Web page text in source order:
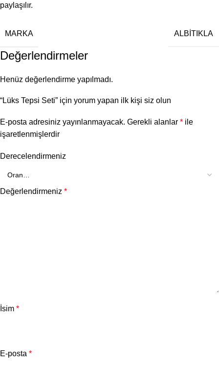
paylaşılır.
MARKA ALBİTIKLA
Değerlendirmeler
Henüz değerlendirme yapılmadı.
“Lüks Tepsi Seti” için yorum yapan ilk kişi siz olun
E-posta adresiniz yayınlanmayacak. Gerekli alanlar * ile
işaretlenmişlerdir
Derecelendirmeniz
Değerlendirmeniz *
İsim *
E-posta *